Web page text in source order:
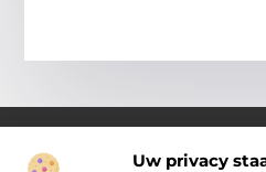
Uw privacy